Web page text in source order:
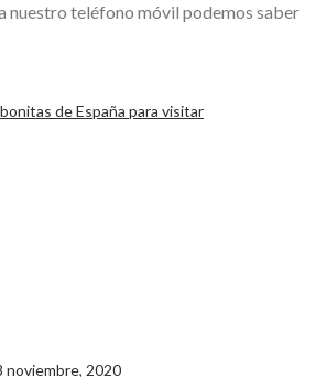
nuestro teléfono móvil podemos saber
noviembre, 2020